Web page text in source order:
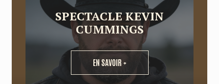
SPECTACLE KEVIN
CUMMINGS
EN SAVOIR +